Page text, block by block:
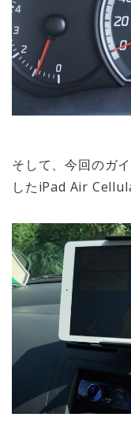
そして、今回のガ
したiPad Air